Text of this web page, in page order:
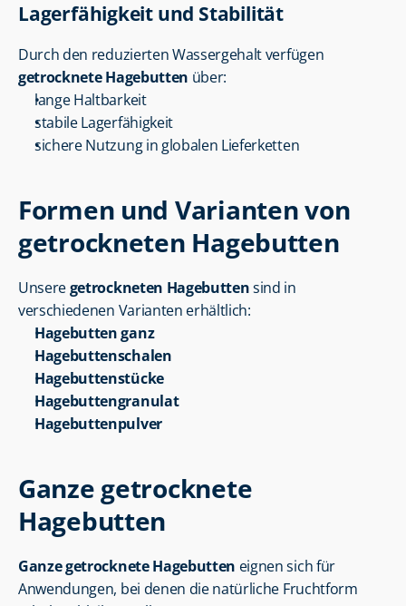
Lagerfähigkeit und Stabilität
getrocknete Hagebutten über:
lange Haltbarkeit
stabile Lagerfähigkeit
sichere Nutzung in globalen Lieferketten
Formen und Varianten von
getrockneten Hagebutten
Unsere getrockneten Hagebutten sind in
verschiedenen Varianten erhältlich:
Hagebutten ganz
Hagebuttenschalen
Hagebuttenstücke
Hagebuttengranulat
Hagebuttenpulver
Ganze getrocknete
Hagebutten
Ganze getrocknete Hagebutten eignen sich für
Anwendungen, bei denen die natürliche Fruchtform